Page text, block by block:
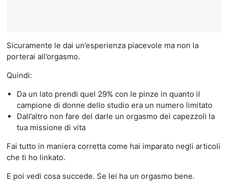
Sicuramente le dai un’esperienza piacevole ma non la
porterai all’orgasmo.
Quindi:
Da un lato prendi quel 29% con le pinze in quanto il
campione di donne dello studio era un numero limitato
Dall’altro non fare del darle un orgasmo dei capezzoli la
tua missione di vita
Fai tutto in maniera corretta come hai imparato negli articoli
che ti ho linkato.
E poi vedi cosa succede. Se lei ha un orgasmo bene.